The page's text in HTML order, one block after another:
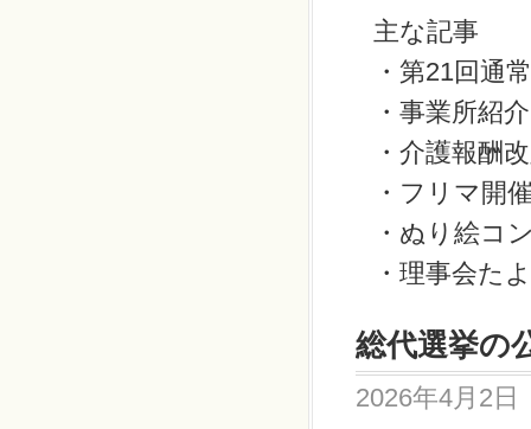
主な記事
・第21回通
・事業所紹
・介護報酬
・フリマ開
・ぬり絵コ
・理事会た
総代選挙の
2026年4月2日